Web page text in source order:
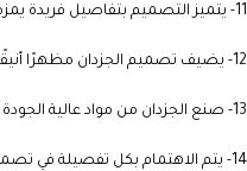
11- يتميز التصميم بتفاصيل فريدة يمزه عن غيره من الجزادين الأخرى.
12- يضيف تصميم الجزدان مظهرًا أنيقًا وجذابًا يلفت الانتباه.
13- صنع الجزدان من مواد عالية الجودة لتضمن متانة واستدامة على المدى الطويل.
14- يتم الاهتمام بكل تفصيلة في